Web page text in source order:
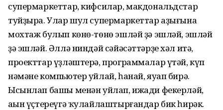
супермаркеттар, кифсилар, макдональдстар
туйҙыра. Улар шул супермаркеттар аҙығына
мохтаж булып көнө-төнө эшләй ҙә эшләй, эшләй
ҙә эшләй. Әллә ниндәй сәйәсәттәрҙе хәл итә,
проекттар үҙләштерә, программалар үтәй, күп
нәмәне компьютер уйлай, һанай, яуап бирә.
Ысынлап башы менән уйлап, ижади фекерләй,
аңын үҫтереүгә ҡулайлаштырғандар бик һирәк.